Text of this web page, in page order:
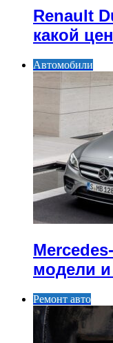
Renault
какой
Автомобили
модели
Ремонт авто